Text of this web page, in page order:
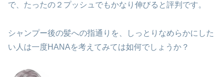
で、たったの２プッシュでもかなり伸びると評判です。
シャンプー後の髪への指通りを、しっとりなめらかにした
い人は一度HANAを考えてみては如何でしょうか？